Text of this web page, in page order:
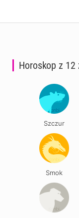
Horoskop z
Szczur
Smok